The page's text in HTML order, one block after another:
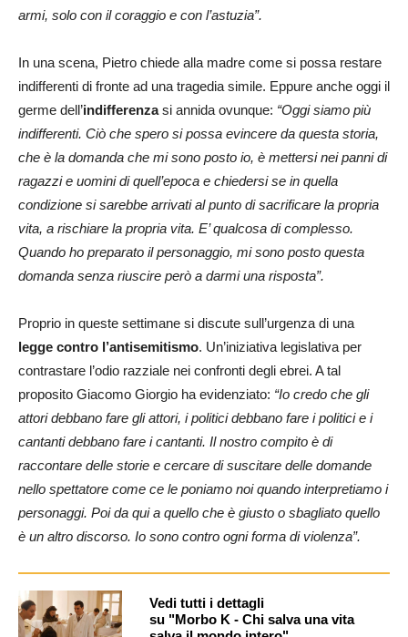
armi, solo con il coraggio e con l’astuzia”.
In una scena, Pietro chiede alla madre come si possa restare
indifferenti di fronte ad una tragedia simile. Eppure anche oggi il
germe dell’indifferenzasi annida ovunque: “Oggi siamo più
indifferenti. Ciò che spero si possa evincere da questa storia,
che è la domanda che mi sono posto io, è mettersi nei panni di
ragazzi e uomini di quell’epoca e chiedersi se in quella
condizione si sarebbe arrivati al punto di sacrificare la propria
vita, a rischiare la propria vita. E’ qualcosa di complesso.
Quando ho preparato il personaggio, mi sono posto questa
domanda senza riuscire però a darmi una risposta”.
Proprio in queste settimane si discute sull’urgenza di una
legge contro l’antisemitismo. Un’iniziativa legislativa per
contrastare l’odio razziale nei confronti degli ebrei. A tal
proposito Giacomo Giorgio ha evidenziato: “Io credo che gli
attori debbano fare gli attori, i politici debbano fare i politici e i
cantanti debbano fare i cantanti. Il nostro compito è di
raccontare delle storie e cercare di suscitare delle domande
nello spettatore come ce le poniamo noi quando interpretiamo i
personaggi. Poi da qui a quello che è giusto o sbagliato quello
è un altro discorso. Io sono contro ogni forma di violenza”.
Vedi tutti i dettagli
su "Morbo K - Chi salva una vita